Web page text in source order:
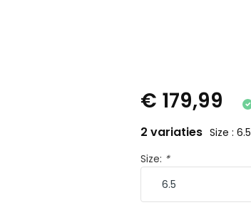
€ 179,99
2 variaties Size : 6.5
Size: *